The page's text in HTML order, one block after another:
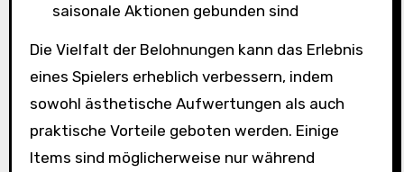
saisonale Aktionen gebunden sind
Die Vielfalt der Belohnungen kann das Erlebnis
eines Spielers erheblich verbessern, indem
sowohl ästhetische Aufwertungen als auch
praktische Vorteile geboten werden. Einige
Items sind möglicherweise nur während